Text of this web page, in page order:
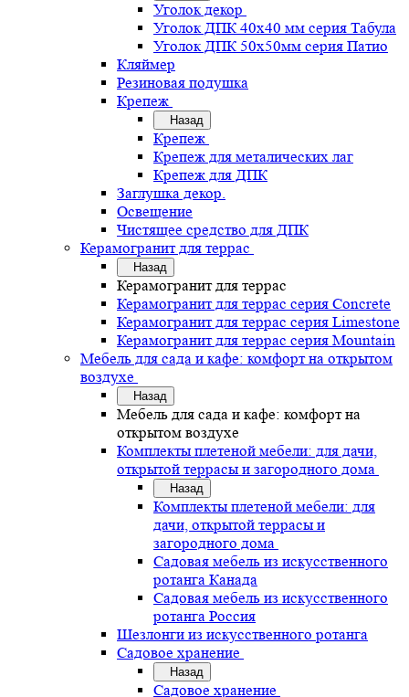
Уголок декор
Уголок ДПК 40х40 мм серия Табула
Уголок ДПК 50х50мм серия Патио
Кляймер
Резиновая подушка
Крепеж
Назад
Крепеж
Крепеж для металических лаг
Крепеж для ДПК
Заглушка декор.
Освещение
Чистящее средство для ДПК
Керамогранит для террас
Назад
Керамогранит для террас
Керамогранит для террас серия Concrete
Керамогранит для террас серия Limestone
Керамогранит для террас серия Mountain
Мебель для сада и кафе: комфорт на открытом
воздухе
Назад
Мебель для сада и кафе: комфорт на
открытом воздухе
Комплекты плетеной мебели: для дачи,
открытой террасы и загородного дома
Назад
Комплекты плетеной мебели: для
дачи, открытой террасы и
загородного дома
Садовая мебель из искусственного
ротанга Канада
Садовая мебель из искусственного
ротанга Россия
Шезлонги из искусственного ротанга
Садовое хранение
Назад
Садовое хранение